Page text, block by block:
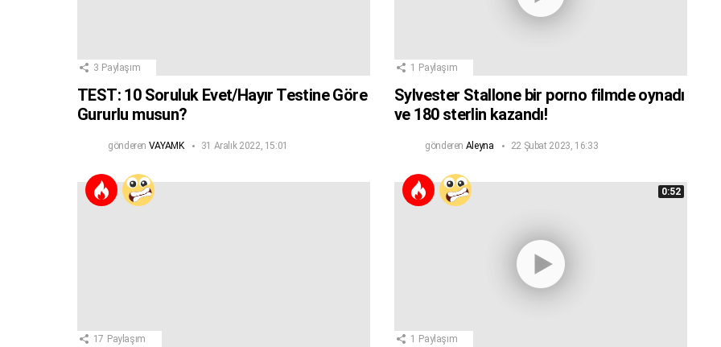
3 Paylaşım
TEST: 10 Soruluk Evet/Hayır Testine Göre
Gururlu musun?
gönderen VAYAMK 31 Aralık 2022, 15:01
1 Paylaşım
Sylvester Stallone bir porno filmde oynadı
ve 180 sterlin kazandı!
gönderen Aleyna 22 Şubat 2023, 16:33
17 Paylaşım
0:52
1 Paylaşım